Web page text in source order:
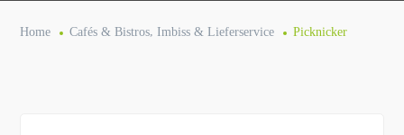
Home Cafés & Bistros, Imbiss & Lieferservice Picknicker